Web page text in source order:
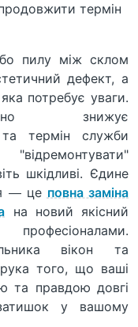
термін
пилу між склом
дефект, а
потребує уваги.
знижує
та термін служби
шкідливі. Єдине
— це повна заміна
на новий якісний
вікон та
того, що ваші
та правдою довгі
у вашому